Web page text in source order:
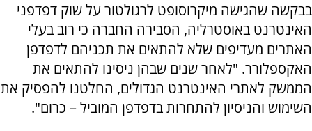
בבקשה שהגישה מיקרוסופט לרגולטור על שוק דפדפני
האינטרנט באוסטרליה, הסבירה החברה כי רוב בעלי
האתרים מעדיפים שלא להתאים את תכניהם לדפדפן
האקספלורר. "לאחר שנים שבהן ניסינו להתאים את
הממשק לאתרי האינטרנט הגדולים, החלטנו להפסיק את
השימוש והניסיון להתחרות בדפדפן המוביל – כרום".